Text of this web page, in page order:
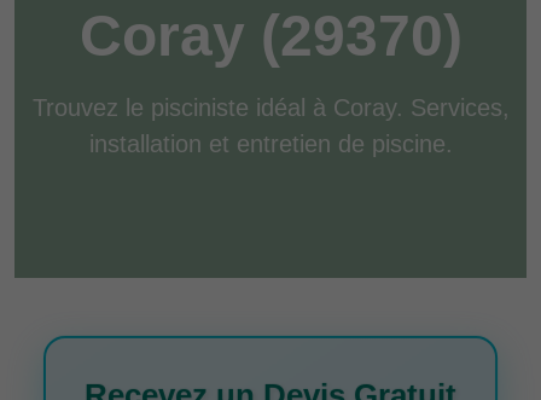
Coray (29370)
Trouvez le pisciniste idéal à Coray. Services,
installation et entretien de piscine.